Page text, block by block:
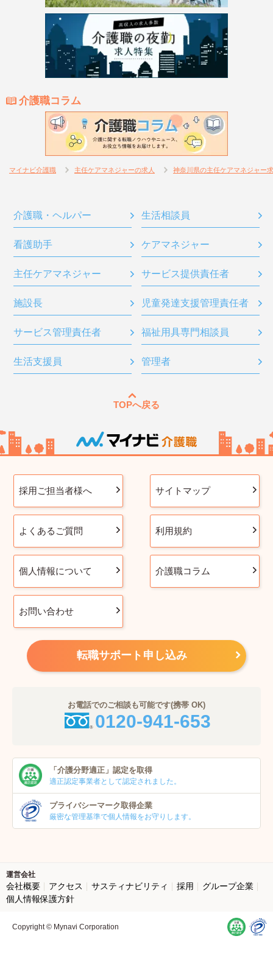
介護職コラム
マイナビ介護職 主任ケアマネジャーの求人 神奈川県の主任ケアマネジャー
介護職・ヘルパー 生活相談員
看護助手 ケアマネジャー
主任ケアマネジャー サービス提供責任者
施設長 児童発達支援管理責任者
サービス管理責任者 福祉用具専門相談員
生活支援員 管理者
TOPへ戻る
採用ご担当者様へ サイトマップ
よくあるご質問 利用規約
個人情報について 介護職コラム
お問い合わせ
転職サポート申し込み
お電話でのご相談も可能です(携帯 OK)
0120-941-653
「介護分野適正」 認定を取得
適正認定事業者として認定されました。
プライバシーマーク取得企業
厳密な管理基準で個人情報をお守りします。
運営会社
会社概要 アクセス サスティナビリティ 採用
グループ企業
個人情報保護方針
Copyright © Mynavi Corporation